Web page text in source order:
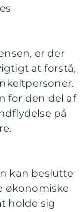
er der
at forstå,
for den del af
på
kan beslutte
økonomiske
holde sig